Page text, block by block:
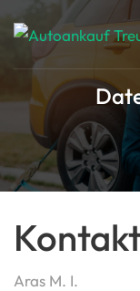
Aras M. I.